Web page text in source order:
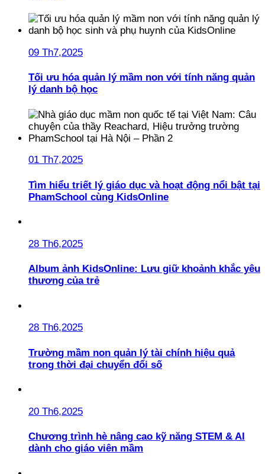
09 Th7,2025
Tối ưu hóa quản lý mầm non với tính năng quản
lý danh bộ học
01 Th7,2025
Tìm hiểu triết lý giáo dục và hoạt động nổi bật tại
PhamSchool cùng KidsOnline
28 Th6,2025
Album ảnh KidsOnline: Lưu giữ khoảnh khắc yêu
thương của trẻ
28 Th6,2025
Trường mầm non quản lý tài chính hiệu quả
trong thời đại chuyển đổi số
20 Th6,2025
Chương trình hè nâng cao kỹ năng STEM & AI
dành cho giáo viên mầm